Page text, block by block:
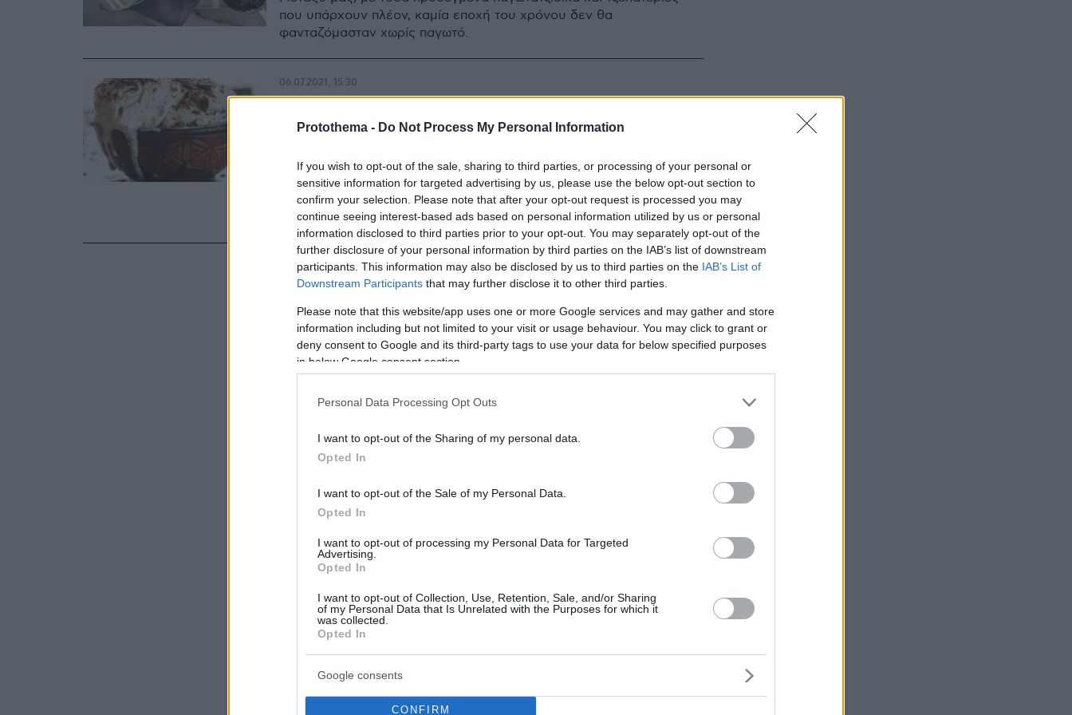
Protothema - Do Not Process My Personal Information
If you wish to opt-out of the sale, sharing to third parties, or processing of your personal or
sensitive information for targeted advertising by us, please use the below opt-out section to
confirm your selection. Please note that after your opt-out request is processed you may
continue seeing interest-based ads based on personal information utilized by us or personal
information disclosed to third parties prior to your opt-out. You may separately opt-out of the
further disclosure of your personal information by third parties on the IAB’s list of downstream
participants. This information may also be disclosed by us to third parties on the IAB’s List of
Downstream Participants that may further disclose it to other third parties.
Please note that this website/app uses one or more Google services and may gather and store
information including but not limited to your visit or usage behaviour. You may click to grant or
deny consent to Google and its third-party tags to use your data for below specified purposes
in below Google consent section.
Personal Data Processing Opt Outs
I want to opt-out of the Sharing of my personal data.
Opted In
I want to opt-out of the Sale of my Personal Data.
Opted In
I want to opt-out of processing my Personal Data for Targeted
Advertising.
Opted In
I want to opt-out of Collection, Use, Retention, Sale, and/or Sharing
of my Personal Data that Is Unrelated with the Purposes for which it
was collected.
Opted In
Google consents
CONFIRM
που υπάρχουν πλέον, καμία εποχή του χρόνου δεν θα
φανταζόμασταν χωρίς παγωτό.
Στρατσιατέλα: Το τζελάτο, το τυρί, η
σούπα
Αν βρεθείτε στην Ιταλία και ζητήσετε «στρατσιατέλα» μπορεί να
βρεθείτε να τρώτε σούπα από τη Ρώμη ή και τυρί από την Πούλια!
Δεν είναι, λοιπόν, μόνο το αγαπημένο τζελάτο από τη Λομβαρδία
που ακούει σε αυτό το όνομα.
06.07.2021, 15:30